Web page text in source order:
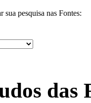
pesquisa nas Fontes:
das